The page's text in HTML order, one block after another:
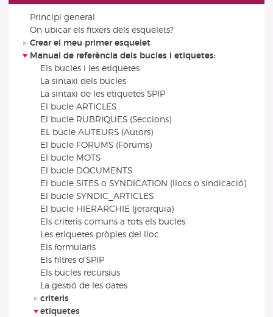
Principi general
On ubicar els fitxers dels esquelets?
Crear el meu primer esquelet
Manual de referència dels bucles i etiquetes:
Els bucles i les etiquetes
La sintaxi dels bucles
La sintaxi de les etiquetes SPIP
El bucle ARTICLES
El bucle RUBRIQUES (Seccions)
EL bucle AUTEURS (Autors)
El bucle FORUMS (Fòrums)
El bucle MOTS
El bucle DOCUMENTS
El bucle SITES o SYNDICATION (llocs o sindicació)
El bucle SYNDIC_ARTICLES
El bucle HIERARCHIE (jerarquia)
Els criteris comuns a tots els bucles
Les etiquetes pròpies del lloc
Els formularis
Els filtres d’SPIP
Els bucles recursius
La gestió de les dates
criteris
etiquetes